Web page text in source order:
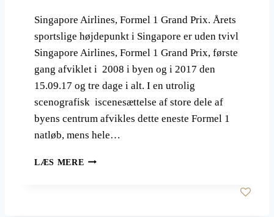
Singapore Airlines, Formel 1 Grand Prix. Årets
sportslige højdepunkt i Singapore er uden tvivl
Singapore Airlines, Formel 1 Grand Prix, første
gang afviklet i 2008 i byen og i 2017 den
15.09.17 og tre dage i alt. I en utrolig
scenografisk iscenesættelse af store dele af
byens centrum afvikles dette eneste Formel 1
natløb, mens hele…
LÆS MERE S